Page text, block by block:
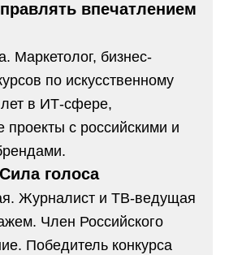
впечатлением
Маркетолог, бизнес-
по искусственному
лет в ИТ-сфере,
проекты с российскими и
Сила голоса
Журналист и ТВ-ведущая
Член Российского
Победитель конкурса